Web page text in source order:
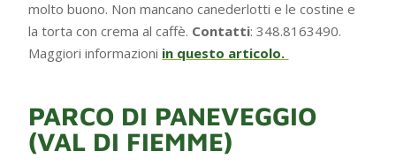
molto buono. Non mancano canederlotti e le costine e
la torta con crema al caffè. Contatti: 348.8163490.
Maggiori informazioni in questo articolo.
PARCO DI PANEVEGGIO
(VAL DI FIEMME)